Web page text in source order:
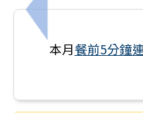
上一筆：4/13至4/
本月餐前5分鐘